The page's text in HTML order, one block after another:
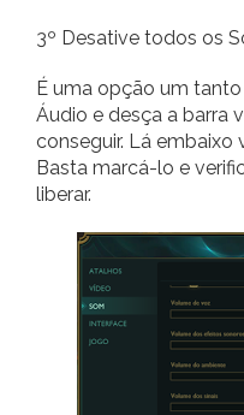
3º Desative todos os
É uma opção um
Áudio e desça a barra
conseguir. Lá
Basta marcá-lo e
liberar.